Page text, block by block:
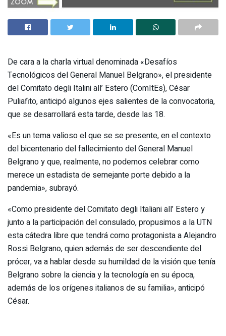
De cara a la charla virtual denominada «Desafíos
Tecnológicos del General Manuel Belgrano», el presidente
del Comitato degli Italini all’ Estero (ComItEs), César
Puliafito, anticipó algunos ejes salientes de la convocatoria,
que se desarrollará esta tarde, desde las 18.
«Es un tema valioso el que se se presente, en el contexto
del bicentenario del fallecimiento del General Manuel
Belgrano y que, realmente, no podemos celebrar como
merece un estadista de semejante porte debido a la
pandemia», subrayó.
«Como presidente del Comitato degli Italiani all’ Estero y
junto a la participación del consulado, propusimos a la UTN
esta cátedra libre que tendrá como protagonista a Alejandro
Rossi Belgrano, quien además de ser descendiente del
prócer, va a hablar desde su humildad de la visión que tenía
Belgrano sobre la ciencia y la tecnología en su época,
además de los orígenes italianos de su familia», anticipó
César.